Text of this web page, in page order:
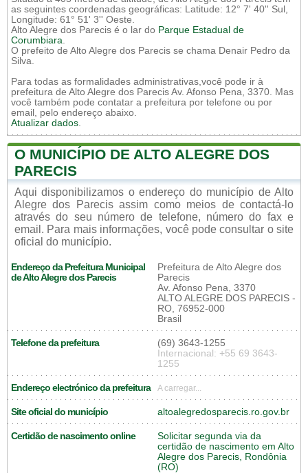
as seguintes coordenadas geográficas: Latitude: 12° 7' 40'' Sul,
Longitude: 61° 51' 3'' Oeste.
Alto Alegre dos Parecis é o lar do Parque Estadual de
Corumbiara.
O prefeito de Alto Alegre dos Parecis se chama Denair Pedro da
Silva.
Para todas as formalidades administrativas,você pode ir à
prefeitura de Alto Alegre dos Parecis Av. Afonso Pena, 3370. Mas
você também pode contatar a prefeitura por telefone ou por
email, pelo endereço abaixo.
Atualizar dados.
O MUNICÍPIO DE ALTO ALEGRE DOS
PARECIS
Aqui disponibilizamos o endereço do município de Alto
Alegre dos Parecis assim como meios de contactá-lo
através do seu número de telefone, número do fax e
email. Para mais informações, você pode consultar o site
oficial do município.
Endereço da Prefeitura Municipal
de Alto Alegre dos Parecis
Prefeitura de Alto Alegre dos
Parecis
Av. Afonso Pena, 3370
ALTO ALEGRE DOS PARECIS -
RO, 76952-000
Brasil
Telefone da prefeitura
(69) 3643-1255
Internacional: +55 69 3643-
1255
Endereço electrónico da prefeitura A carregar...
Site oficial do município altoalegredosparecis.ro.gov.br
Certidão de nascimento online
Solicitar segunda via da
certidão de nascimento em Alto
Alegre dos Parecis, Rondônia
(RO)